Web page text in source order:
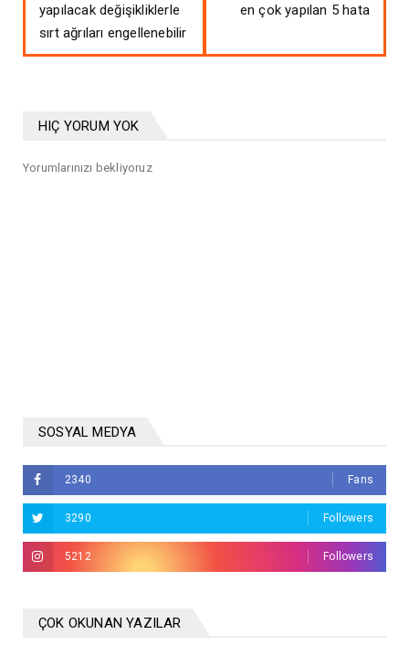
yapılacak değişikliklerle
sırt ağrıları engellenebilir
en çok yapılan 5 hata
HIÇ YORUM YOK
Yorumlarınızı bekliyoruz
SOSYAL MEDYA
2340 Fans
3290 Followers
5212 Followers
ÇOK OKUNAN YAZILAR